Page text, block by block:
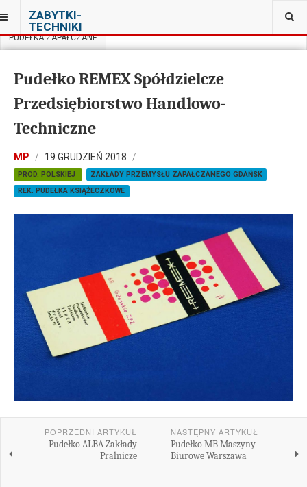
ZABYTKI-
TECHNIKI
JESTEŚ TUTAJ:
PUDEŁKA ZAPAŁCZANE
Pudełko REMEX Spółdzielcze
Przedsiębiorstwo Handlowo-
Techniczne
MP 19 GRUDZIEŃ 2018
PROD. POLSKIEJ
ZAKŁADY PRZEMYSŁU ZAPAŁCZANEGO GDAŃSK
REK. PUDEŁKA KSIĄŻECZKOWE
POPRZEDNI ARTYKUŁ
Pudełko ALBA Zakłady
Pralnicze
NASTĘPNY ARTYKUŁ
Pudełko MB Maszyny
Biurowe Warszawa